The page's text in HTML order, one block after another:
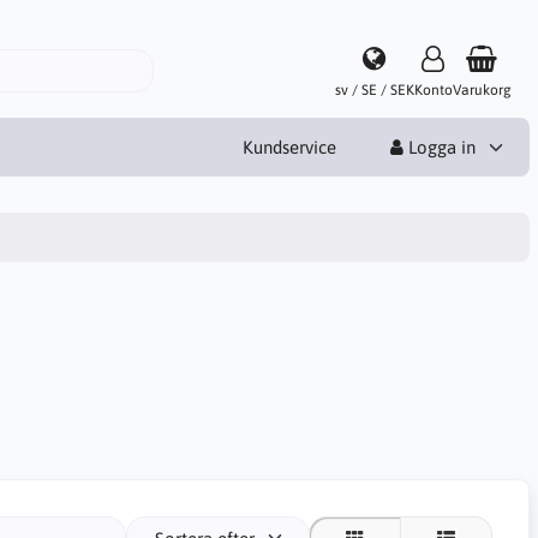
sv / SE / SEKKontoVarukorg
Kundservice Logga in